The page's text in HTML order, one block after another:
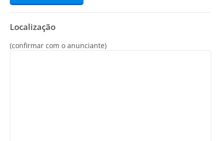
Localização
(confirmar com o anunciante)